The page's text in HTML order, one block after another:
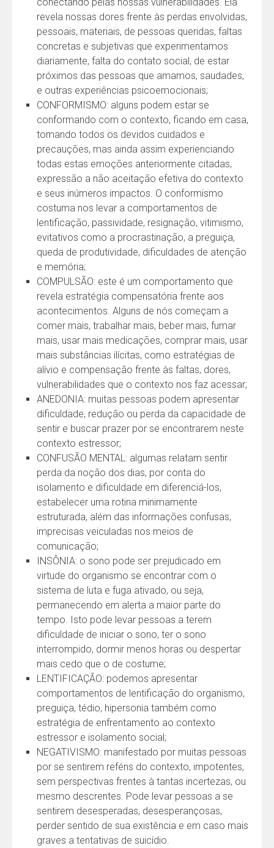
revela nossas dores frente às perdas envolvidas,
pessoais, materiais, de pessoas queridas, faltas
concretas e subjetivas que experimentamos
diariamente, falta do contato social, de estar
próximos das pessoas que amamos, saudades,
e outras experiências psicoemocionais;
CONFORMISMO: alguns podem estar se
conformando com o contexto, ficando em casa,
tomando todos os devidos cuidados e
precauções, mas ainda assim experienciando
todas estas emoções anteriormente citadas,
expressão a não aceitação efetiva do contexto
e seus inúmeros impactos. O conformismo
costuma nos levar a comportamentos de
lentificação, passividade, resignação, vitimismo,
evitativos como a procrastinação, a preguiça,
queda de produtividade, dificuldades de atenção
e memória;
COMPULSÃO: este é um comportamento que
revela estratégia compensatória frente aos
acontecimentos. Alguns de nós começam a
comer mais, trabalhar mais, beber mais, fumar
mais, usar mais medicações, comprar mais, usar
mais substâncias ilícitas, como estratégias de
alívio e compensação frente às faltas, dores,
vulnerabilidades que o contexto nos faz acessar;
ANEDONIA: muitas pessoas podem apresentar
dificuldade, redução ou perda da capacidade de
sentir e buscar prazer por se encontrarem neste
contexto estressor;
CONFUSÃO MENTAL: algumas relatam sentir
perda da noção dos dias, por conta do
isolamento e dificuldade em diferenciá-los,
estabelecer uma rotina minimamente
estruturada, além das informações confusas,
imprecisas veiculadas nos meios de
comunicação;
INSÔNIA: o sono pode ser prejudicado em
virtude do organismo se encontrar com o
sistema de luta e fuga ativado, ou seja,
permanecendo em alerta a maior parte do
tempo. Isto pode levar pessoas a terem
dificuldade de iniciar o sono, ter o sono
interrompido, dormir menos horas ou despertar
mais cedo que o de costume;
LENTIFICAÇÃO: podemos apresentar
comportamentos de lentificação do organismo,
preguiça, tédio, hipersonia também como
estratégia de enfrentamento ao contexto
estressor e isolamento social;
NEGATIVISMO: manifestado por muitas pessoas
por se sentirem reféns do contexto, impotentes,
sem perspectivas frentes à tantas incertezas, ou
mesmo descrentes. Pode levar pessoas a se
sentirem desesperadas, desesperançosas,
perder sentido de sua existência e em caso mais
graves a tentativas de suicídio.